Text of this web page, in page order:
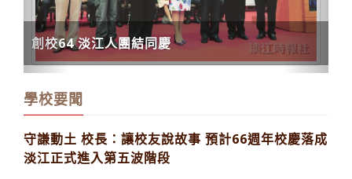
創校64 淡江人團結同慶
學校要聞
守謙動土 校長：讓校友說故事 預計66週年校慶落成
淡江正式進入第五波階段